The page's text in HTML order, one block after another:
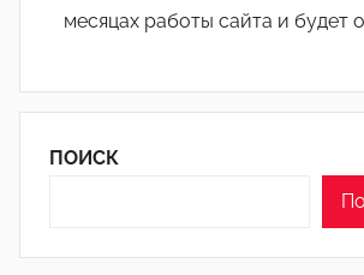
месяцах работы сайта и будет
ПОИСК